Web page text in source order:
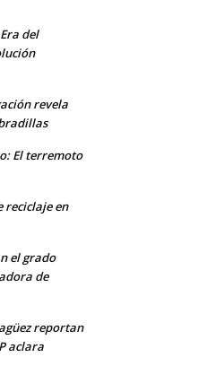
del
revela
El terremoto
reciclaje en
el grado
de
reportan
aclara